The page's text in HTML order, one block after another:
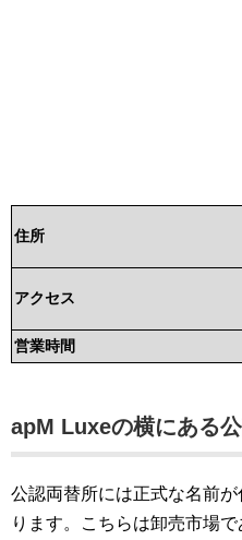
住所
アクセス
営業時間
apM Luxeの横にある
公認両替所には正式な名前
ります。こちらは卸売市場